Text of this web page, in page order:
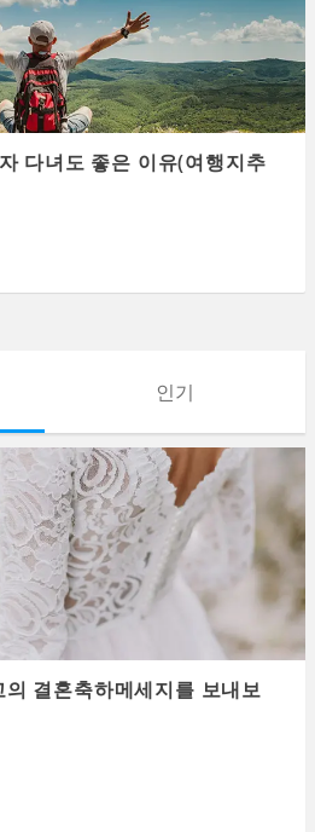
다녀도 좋은 이유(여행지추
인기
결혼축하메세지를 보내보